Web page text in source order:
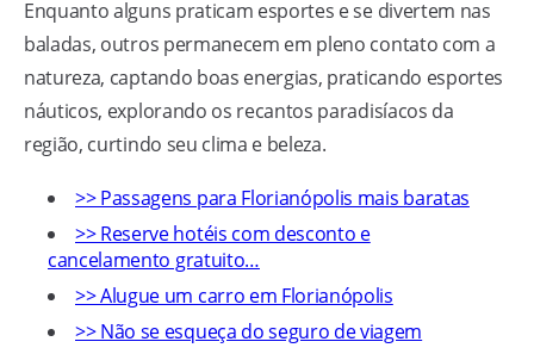
Enquanto alguns praticam esportes e se divertem nas
baladas, outros permanecem em pleno contato com a
natureza, captando boas energias, praticando esportes
náuticos, explorando os recantos paradisíacos da
região, curtindo seu clima e beleza.
>> Passagens para Florianópolis mais baratas
>> Reserve hotéis com desconto e
cancelamento gratuito…
>> Alugue um carro em Florianópolis
>> Não se esqueça do seguro de viagem